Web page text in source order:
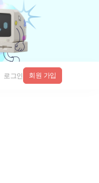
로그인 회원 가입